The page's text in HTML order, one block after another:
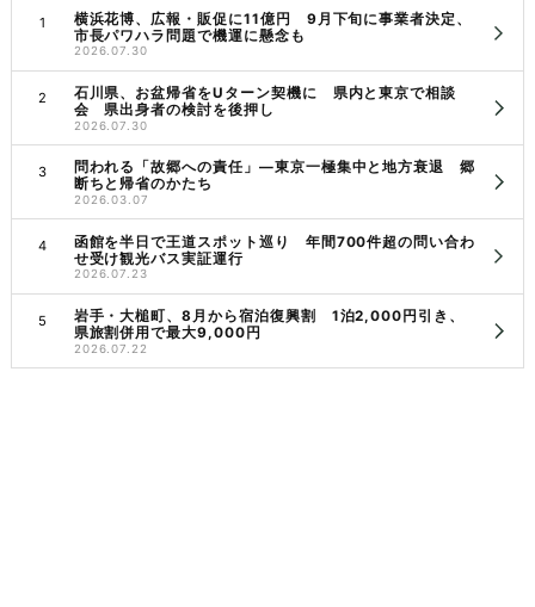
横浜花博、広報・販促に11億円 9月下旬に事業者決定、
市長パワハラ問題で機運に懸念も
2026.07.30
石川県、お盆帰省をUターン契機に 県内と東京で相談
会 県出身者の検討を後押し
2026.07.30
問われる「故郷への責任」―東京一極集中と地方衰退 郷
断ちと帰省のかたち
2026.03.07
函館を半日で王道スポット巡り 年間700件超の問い合わ
せ受け観光バス実証運行
2026.07.23
岩手・大槌町、8月から宿泊復興割 1泊2,000円引き、
県旅割併用で最大9,000円
2026.07.22